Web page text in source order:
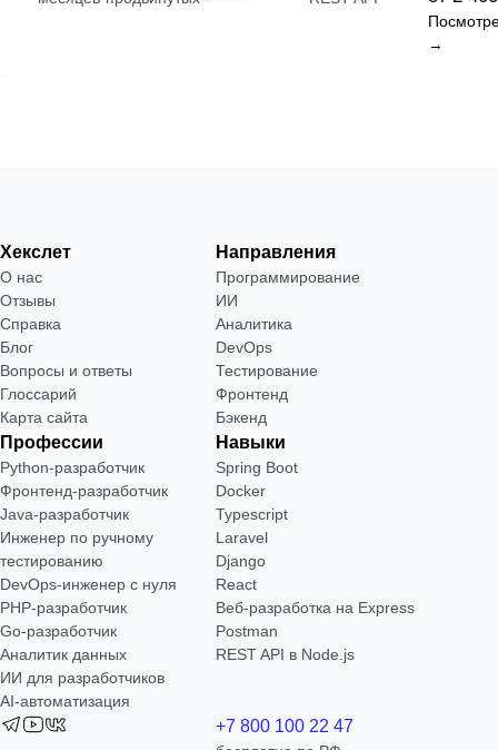
→
Хекслет
О нас
Отзывы
Справка
Блог
Вопросы и ответы
Глоссарий
Карта сайта
Направления
Программирование
ИИ
Аналитика
DevOps
Тестирование
Фронтенд
Бэкенд
Профессии
Python-разработчик
Фронтенд-разработчик
Java-разработчик
Инженер по ручному
тестированию
DevOps-инженер с нуля
РНР-разработчик
Go-разработчик
Аналитик данных
ИИ для разработчиков
AI-автоматизация
Навыки
Spring Boot
Docker
Typescript
Laravel
Django
React
Веб-разработка на Express
Postman
REST API в Node.js
+7 800 100 22 47